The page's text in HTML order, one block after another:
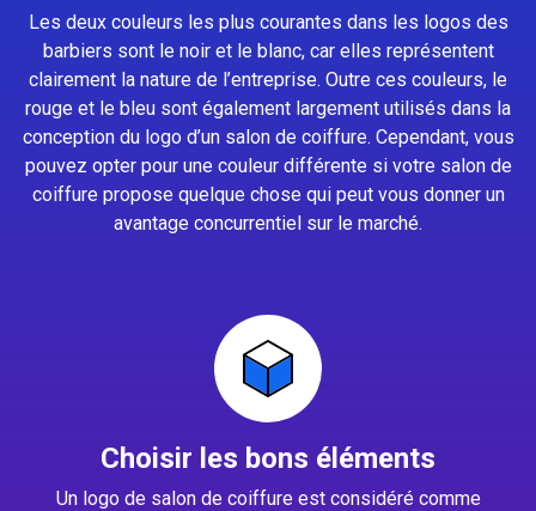
Les deux couleurs les plus courantes dans les logos des
barbiers sont le noir et le blanc, car elles représentent
clairement la nature de l’entreprise. Outre ces couleurs, le
rouge et le bleu sont également largement utilisés dans la
conception du logo d’un salon de coiffure. Cependant, vous
pouvez opter pour une couleur différente si votre salon de
coiffure propose quelque chose qui peut vous donner un
avantage concurrentiel sur le marché.
Choisir les bons éléments
Un logo de salon de coiffure est considéré comme